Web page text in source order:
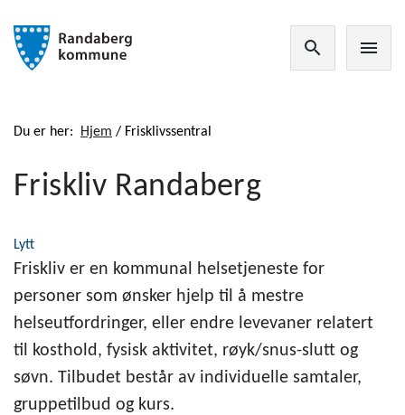
search menu
Du er her: Hjem / Frisklivssentral
Friskliv Randaberg
Lytt
Friskliv er en kommunal helsetjeneste for
personer som ønsker hjelp til å mestre
helseutfordringer, eller endre levevaner relatert
til kosthold, fysisk aktivitet, røyk/snus-slutt og
søvn. Tilbudet består av individuelle samtaler,
gruppetilbud og kurs.